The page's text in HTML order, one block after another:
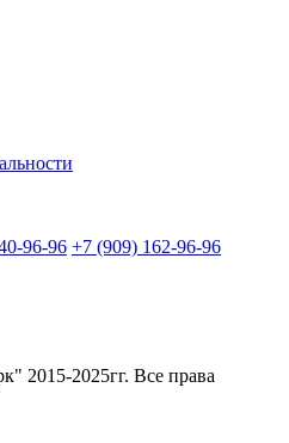
96-96 +7 (909) 162-96-96
2015-2025гг. Все права